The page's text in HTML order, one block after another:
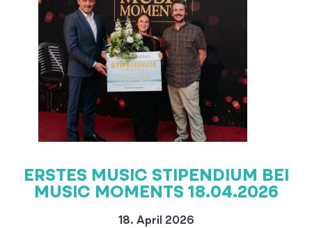
ERSTES MUSIC STIPENDIUM BEI
MUSIC MOMENTS 18.04.2026
18. April 2026